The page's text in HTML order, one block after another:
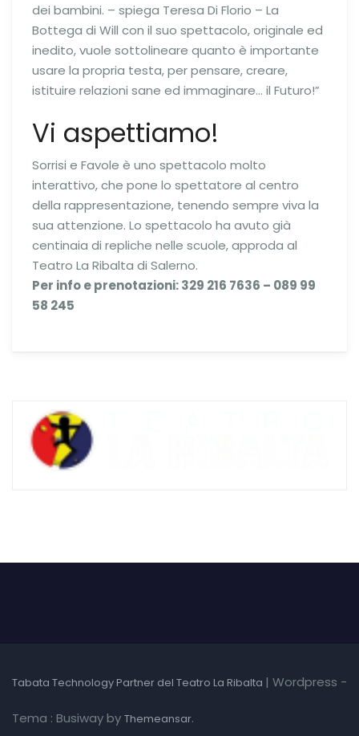
dei bambini. – spiega Teresa Di Florio – La
Bottega di Will con il suo spettacolo, originale ed
inedito, vuole sottolineare quanto è importante
usare la propria testa, per pensare, creare,
istituire relazioni sane ed immaginare… il Futuro!”
Vi aspettiamo!
Sorrisi e Favole è uno spettacolo molto
interattivo, che pone lo spettatore al centro
della rappresentazione, tenendo sempre viva la
sua attenzione. Lo spettacolo ha avuto già
centinaia di repliche nelle scuole, approda al
Teatro La Ribalta di Salerno.
Per info e prenotazioni: 329 216 7636 – 089 99
58 245
Tabata Technology Partner del Teatro La Ribalta | Wordpress -
Tema : Busiway by Themeansar.